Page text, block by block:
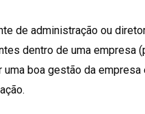
de administração ou
dentro de uma empresa
boa gestão da empresa